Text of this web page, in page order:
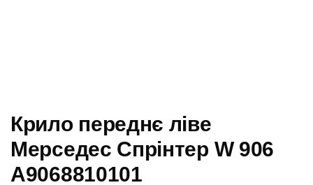
Крило переднє ліве
Мерседес Спрінтер W 906
А9068810101